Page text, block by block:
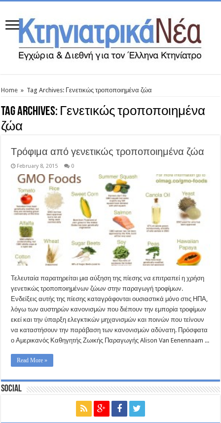
Home » Tag Archives: Γενετικώς τροποποιημένα ζώα
Tag Archives: Γενετικώς τροποποιημένα
ζώα
Τρόφιμα από γενετικώς τροποποιημένα ζώα
February 8, 2015 0
Τελευταία παρατηρείται μια αύξηση της πίεσης να επιτραπεί η χρήση
γενετικώς τροποποιημένων ζώων στην παραγωγή τροφίμων.
Ενδείξεις αυτής της πίεσης καταγράφονται ουσιαστικά μόνο στις ΗΠΑ,
λόγω των αυστηρών κανονισμών που διέπουν την εμπορία τροφίμων
εκεί και την ύπαρξη ελεγκτικών μηχανισμών και ποινών που τείνουν
να καταστήσουν την παράβαση των κανονισμών αδύνατη. Πρόσφατα
ο Αμερικανός Καθηγητής Ζωικής Παραγωγής Alison Van Eenennaam ...
Read More »
Social